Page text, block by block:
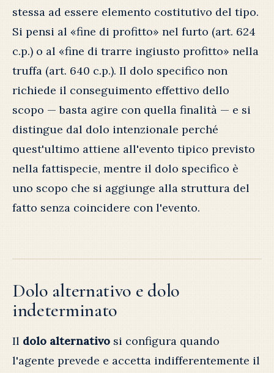
stessa ad essere elemento costitutivo del tipo.
Si pensi al «fine di profitto» nel furto (art. 624
c.p.) o al «fine di trarre ingiusto profitto» nella
truffa (art. 640 c.p.). Il dolo specifico non
richiede il conseguimento effettivo dello
scopo — basta agire con quella finalità — e si
distingue dal dolo intenzionale perché
quest'ultimo attiene all'evento tipico previsto
nella fattispecie, mentre il dolo specifico è
uno scopo che si aggiunge alla struttura del
fatto senza coincidere con l'evento.
Dolo alternativo e dolo
indeterminato
Il dolo alternativo si configura quando
l'agente prevede e accetta indifferentemente il